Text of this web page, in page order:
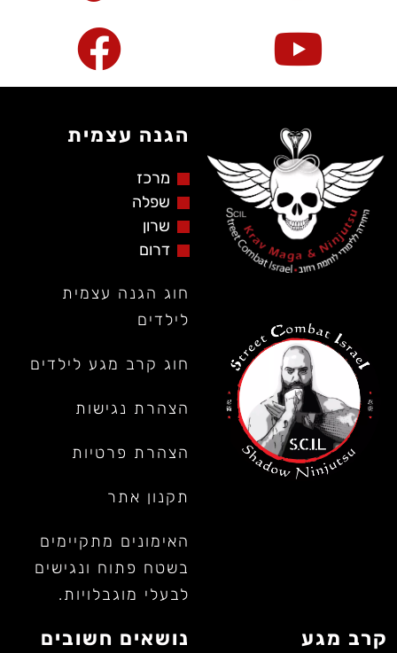
הגנה עצמית
מרכז
שפלה
שרון
דרום
חוג הגנה עצמית
לילדים
חוג קרב מגע לילדים
הצהרת נגישות
הצהרת פרטיות
תקנון אתר
האימונים מתקיימים
בשטח פתוח ונגישים
לבעלי מוגבלויות.
קרב מגע נושאים חשובים